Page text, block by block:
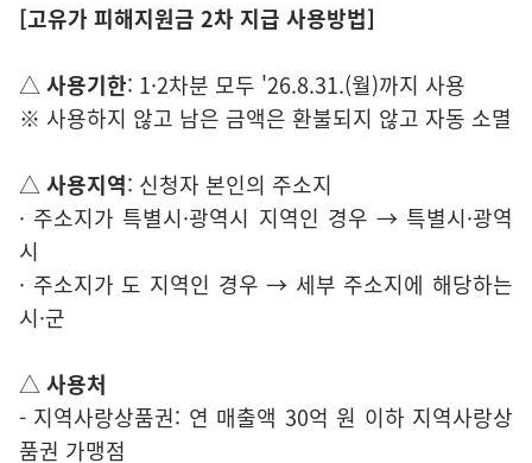
[고유가 피해지원금 2차 지급 사용방법]
△사용기한: 1·2차분 모두 '26.8.31.(월)까지 사용
※ 사용하지 않고 남은 금액은 환불되지 않고 자동 소멸
△사용지역: 신청자 본인의 주소지
· 주소지가 특별시·광역시 지역인 경우 → 특별시·광역
시
· 주소지가 도 지역인 경우 → 세부 주소지에 해당하는
시·군
△사용처
- 지역사랑상품권: 연 매출액 30억 원 이하 지역사랑상
품권 가맹점